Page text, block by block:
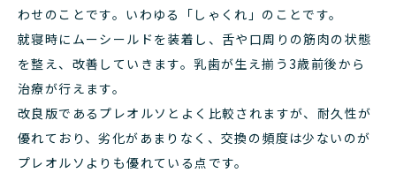
わせのことです。いわゆる「しゃくれ」のことです。
就寝時にムーシールドを装着し、舌や口周りの筋肉の状態
を整え、改善していきます。乳歯が生え揃う3歳前後から
治療が行えます。
改良版であるプレオルソとよく比較されますが、耐久性が
優れており、劣化があまりなく、交換の頻度は少ないのが
プレオルソよりも優れている点です。